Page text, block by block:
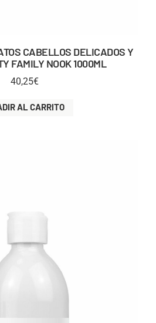
CABELLOS DELICADOS Y
FAMILY NOOK 1000ML
40,25€
AL CARRITO